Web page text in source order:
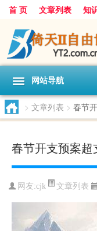
首 页 文章列表 知
网站导航
> 文章列表 > 春节
春节开支预案
网友:cjk 文章列表